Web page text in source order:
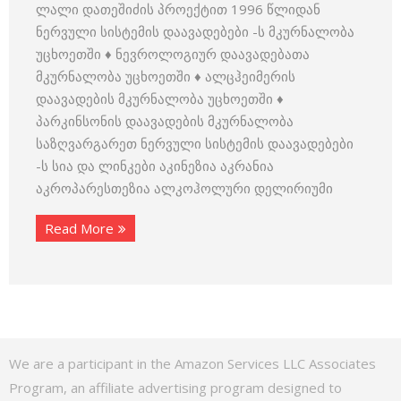
ლალი დათეშიძის პროექტით 1996 წლიდან
ნერვული სისტემის დაავადებები -ს მკურნალობა
უცხოეთში ♦ ნევროლოგიურ დაავადებათა
მკურნალობა უცხოეთში ♦ ალცჰეიმერის
დაავადების მკურნალობა უცხოეთში ♦
პარკინსონის დაავადების მკურნალობა
საზღვარგარეთ ნერვული სისტემის დაავადებები
-ს სია და ლინკები აკინეზია აკრანია
აკროპარესთეზია ალკოჰოლური დელირიუმი
Read More
We are a participant in the Amazon Services LLC Associates
Program, an affiliate advertising program designed to